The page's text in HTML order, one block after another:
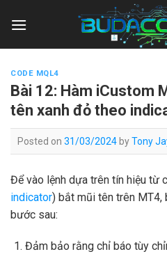
CODE MQL4
Bài 12: Hàm iCustom
tên xanh đỏ theo
Posted on 31/03/2024byTony
Để vào lệnh dựa trên tín hiệu từ
indicator) bắt mũi tên trên MT4,
bước sau:
Đảm bảo rằng chỉ báo tùy